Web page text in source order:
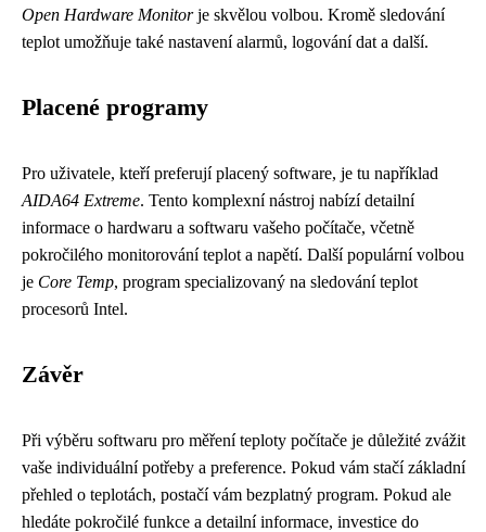
Open Hardware Monitorje skvělou volbou. Kromě sledování
teplot umožňuje také nastavení alarmů, logování dat a další.
Placené programy
Pro uživatele, kteří preferují placený software, je tu například
AIDA64 Extreme. Tento komplexní nástroj nabízí detailní
informace o hardwaru a softwaru vašeho počítače, včetně
pokročilého monitorování teplot a napětí. Další populární volbou
je Core Temp, program specializovaný na sledování teplot
procesorů Intel.
Závěr
Při výběru softwaru pro měření teploty počítače je důležité zvážit
vaše individuální potřeby a preference. Pokud vám stačí základní
přehled o teplotách, postačí vám bezplatný program. Pokud ale
hledáte pokročilé funkce a detailní informace, investice do